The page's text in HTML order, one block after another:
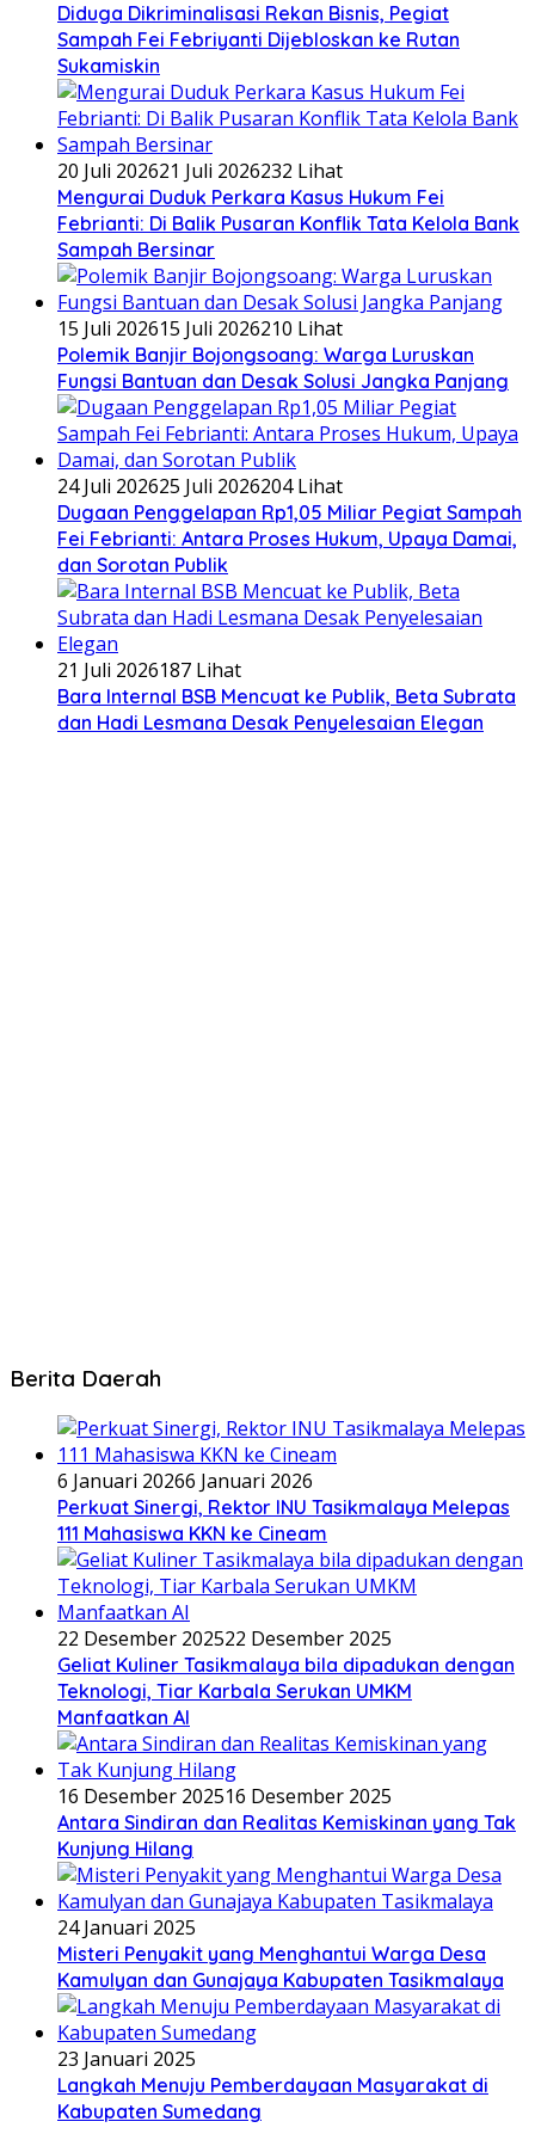
Diduga Dikriminalisasi Rekan Bisnis, Pegiat
Sampah Fei Febriyanti Dijebloskan ke Rutan
Sukamiskin
20 Juli 202621 Juli 2026232 Lihat
​Mengurai Duduk Perkara Kasus Hukum Fei
Febrianti: Di Balik Pusaran Konflik Tata Kelola Bank
Sampah Bersinar
15 Juli 202615 Juli 2026210 Lihat
Polemik Banjir Bojongsoang: Warga Luruskan
Fungsi Bantuan dan Desak Solusi Jangka Panjang
24 Juli 202625 Juli 2026204 Lihat
Dugaan Penggelapan Rp1,05 Miliar Pegiat Sampah
Fei Febrianti: Antara Proses Hukum, Upaya Damai,
dan Sorotan Publik
21 Juli 2026187 Lihat
Bara Internal BSB Mencuat ke Publik, Beta Subrata
dan Hadi Lesmana Desak Penyelesaian Elegan
Berita Daerah
6 Januari 20266 Januari 2026
Perkuat Sinergi, Rektor INU Tasikmalaya Melepas
111 Mahasiswa KKN ke Cineam
22 Desember 202522 Desember 2025
Geliat Kuliner Tasikmalaya bila dipadukan dengan
Teknologi, Tiar Karbala Serukan UMKM
Manfaatkan AI
16 Desember 202516 Desember 2025
Antara Sindiran dan Realitas Kemiskinan yang Tak
Kunjung Hilang
24 Januari 2025
Misteri Penyakit yang Menghantui Warga Desa
Kamulyan dan Gunajaya Kabupaten Tasikmalaya
23 Januari 2025
Langkah Menuju Pemberdayaan Masyarakat di
Kabupaten Sumedang